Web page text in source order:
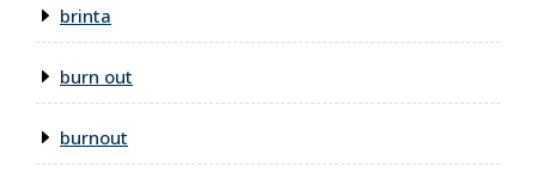
brinta
burn out
burnout